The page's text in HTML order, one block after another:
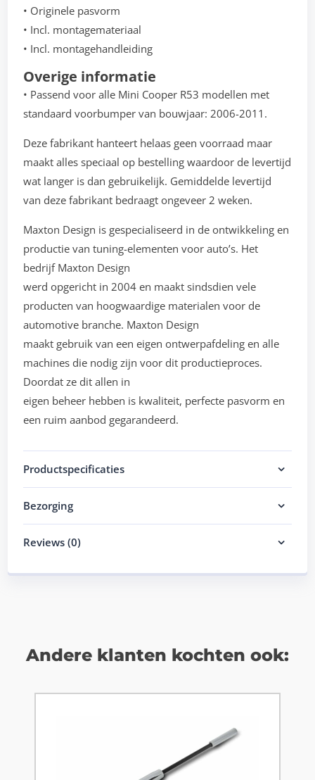
• Originele pasvorm
• Incl. montagemateriaal
• Incl. montagehandleiding
Overige informatie
• Passend voor alle Mini Cooper R53 modellen met
standaard voorbumper van bouwjaar: 2006-2011.
Deze fabrikant hanteert helaas geen voorraad maar
maakt alles speciaal op bestelling waardoor de levertijd
wat langer is dan gebruikelijk. Gemiddelde levertijd
van deze fabrikant bedraagt ongeveer 2 weken.
Maxton Design is gespecialiseerd in de ontwikkeling en
productie van tuning-elementen voor auto’s. Het
bedrijf Maxton Design
werd opgericht in 2004 en maakt sindsdien vele
producten van hoogwaardige materialen voor de
automotive branche. Maxton Design
maakt gebruik van een eigen ontwerpafdeling en alle
machines die nodig zijn voor dit productieproces.
Doordat ze dit allen in
eigen beheer hebben is kwaliteit, perfecte pasvorm en
een ruim aanbod gegarandeerd.
Productspecificaties
Bezorging
Reviews (0)
Andere klanten kochten ook: